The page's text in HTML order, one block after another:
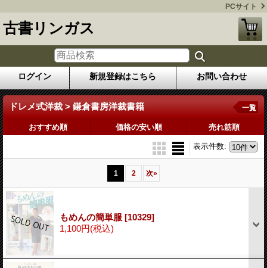
PCサイト
古書リンガス
ログイン 新規登録はこちら お問い合わせ
ドレメ式洋裁 > 鎌倉書房洋裁書籍 一覧
おすすめ順 価格の安い順 売れ筋順
表示件数:
1 2 次»
もめんの簡単服 [10329]
1,100円(税込)